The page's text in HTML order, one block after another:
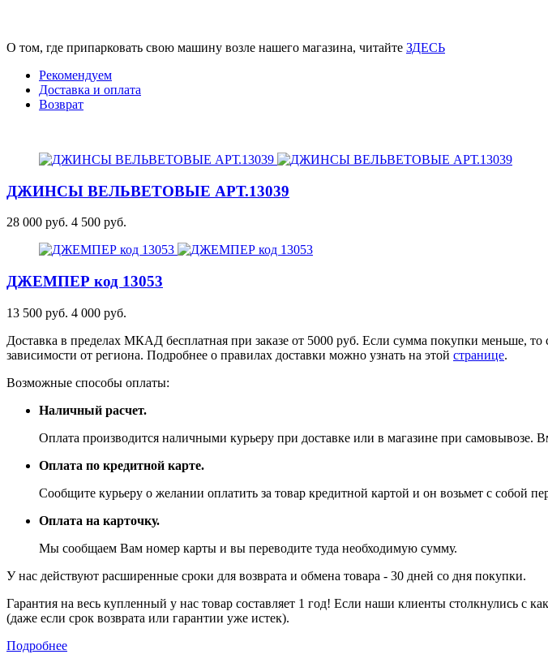
О том, где припарковать свою машину возле нашего магазина, читайте ЗДЕСЬ
Рекомендуем
Доставка и оплата
Возврат
ДЖИНСЫ ВЕЛЬВЕТОВЫЕ АРТ.13039
28 000 руб. 4 500 руб.
ДЖЕМПЕР код 13053
13 500 руб. 4 000 руб.
Доставка в пределах МКАД бесплатная при заказе от 5000 руб. Если сумма покупки меньше, то
зависимости от региона. Подробнее о правилах доставки можно узнать на этой странице.
Возможные способы оплаты:
Наличный расчет.
Оплата производится наличными курьеру при доставке или в магазине при самовывозе.
Оплата по кредитной карте.
Сообщите курьеру о желании оплатить за товар кредитной картой и он возьмет с собой
Оплата на карточку.
Мы сообщаем Вам номер карты и вы переводите туда необходимую сумму.
У нас действуют расширенные сроки для возврата и обмена товара - 30 дней со дня покупки.
Гарантия на весь купленный у нас товар составляет 1 год! Если наши клиенты столкнулись
(даже если срок возврата или гарантии уже истек).
Подробнее